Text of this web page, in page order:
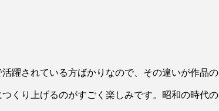
躍されている方ばかりなので、その違いが作品の
くり上げるのがすごく楽しみです。昭和の時代の